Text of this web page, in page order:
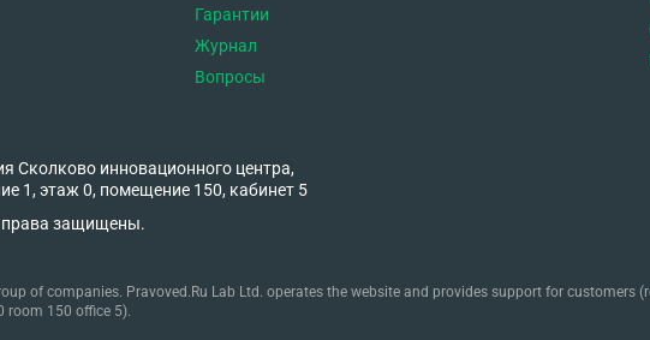
Гарантии
Журнал
Вопросы
Сколково инновационного центра,
1, этаж 0, помещение 150, кабинет 5
права защищены.
of companies. Pravoved.Ru Lab Ltd. operates the website and provides support for
room 150 office 5).